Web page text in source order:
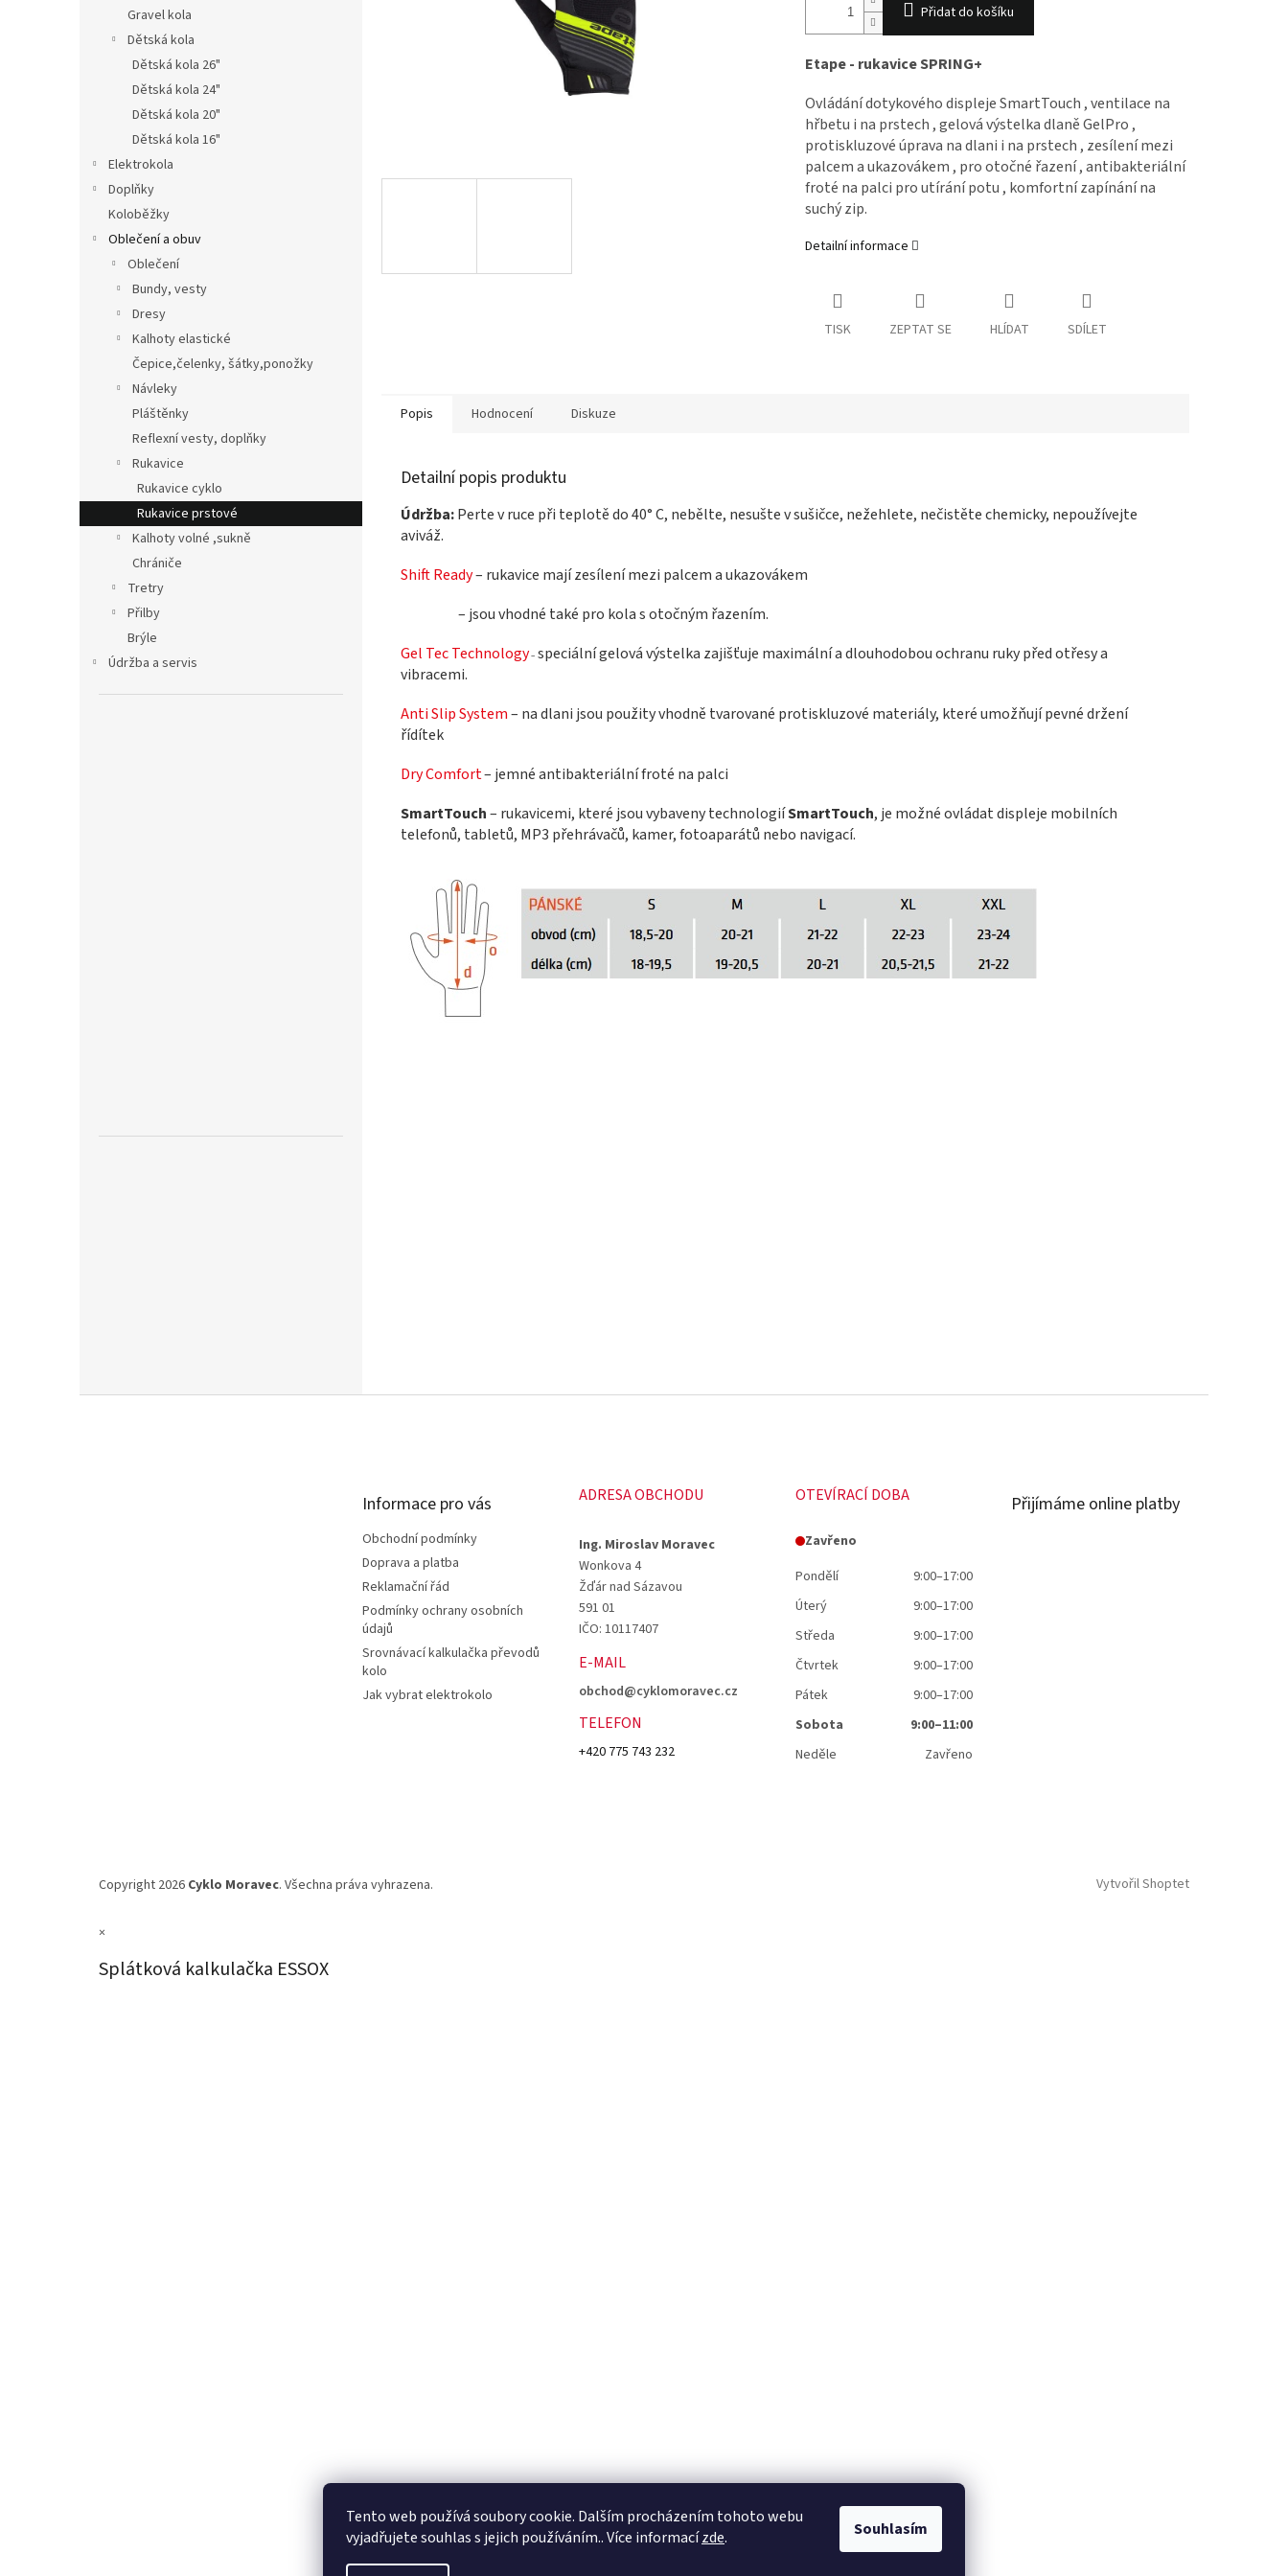
Tento web používá soubory cookie. Dalším procházením tohoto webu
vyjadřujete souhlas s jejich používáním.. Více informacízde. Souhlasím
Gravel kola
Dětská kola
Dětská kola 26"
Dětská kola 24"
Dětská kola 20"
Dětská kola 16"
Elektrokola
Doplňky
Koloběžky
Oblečení a obuv
Oblečení
Bundy, vesty
Dresy
Kalhoty elastické
Čepice,čelenky, šátky,ponožky
Návleky
Pláštěnky
Reflexní vesty, doplňky
Rukavice
Rukavice cyklo
Rukavice prstové
Kalhoty volné ,sukně
Chrániče
Tretry
Přilby
Brýle
Údržba a servis
Přidat do košíku
Etape - rukavice SPRING+
Ovládání dotykového displeje SmartTouch ,ventilace na
hřbetu i na prstech ,gelová výstelka dlaně GelPro ,
protiskluzové úprava na dlani i na prstech , zesílení mezi
palcem a ukazovákem , pro otočné řazení ,antibakteriální
froté na palci pro utírání potu , komfortní zapínání na
suchý zip.
Detailní informace
TISK ZEPTAT SE HLÍDAT SDÍLET
Popis Hodnocení Diskuze
Detailní popis produktu
Údržba:Perte v ruce při teplotě do 40° C, nebělte, nesušte v sušičce, nežehlete, nečistěte chemicky, nepoužívejte
aviváž.
Shift Ready– rukavice mají zesílení mezi palcem a ukazovákem
– jsou vhodné také pro kola s otočným řazením.
Gel Tec Technology– speciální gelová výstelka zajišťuje maximální a dlouhodobou ochranu ruky před otřesy a
vibracemi.
Anti Slip System– na dlani jsou použity vhodně tvarované protiskluzové materiály, které umožňují pevné držení
řídítek
Dry Comfort– jemné antibakteriální froté na palci
SmartTouch– rukavicemi, které jsou vybaveny technologiíSmartTouch, je možné ovládat displeje mobilních
telefonů, tabletů, MP3 přehrávačů, kamer, fotoaparátů nebo navigací.
Informace pro vás
Obchodní podmínky
Doprava a platba
Reklamační řád
Podmínky ochrany osobních
údajů
Srovnávací kalkulačka převodů
kolo
Jak vybrat elektrokolo
ADRESA OBCHODU
Ing. Miroslav Moravec
Wonkova 4
Žďár nad Sázavou
591 01
IČO: 10117407
E-MAIL
obchod@cyklomoravec.cz
TELEFON
+420 775 743 232
OTEVÍRACÍ DOBA
Zavřeno
Pondělí
9:00–17:00
Úterý
9:00–17:00
Středa
9:00–17:00
Čtvrtek
9:00–17:00
Pátek
9:00–17:00
Sobota
9:00–11:00
Neděle
Zavřeno
Přijímáme online platby
Vytvořil Shoptet
Copyright 2026 Cyklo Moravec. Všechna práva vyhrazena.
×
Splátková kalkulačka ESSOX